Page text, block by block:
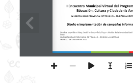
Nombre y apellido: Abog. José Prudencio Ruiz Vega – Alcalde de la Municipalidad
Área:
MUNICIPALIDAD PROVINCIAL DE TRUJILLO – REGIÓN LA LIBERTAD
Fecha: 27 de Octubre del 2021
II Encuentro Municipal Virtual del
Educación, Cultura y Ciudadanía
MUNICIPALIDAD PROVINCIAL DE TRUJILLO – REGIÓN LA
Diseño e implementación de campañas